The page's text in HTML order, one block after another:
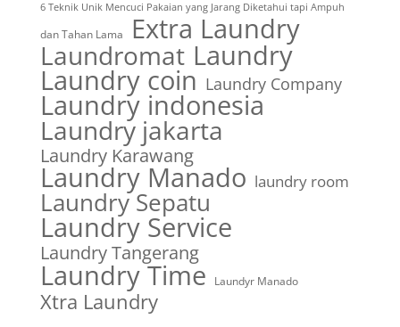
6 Teknik Unik Mencuci Pakaian yang Jarang Diketahui tapi Ampuh
dan Tahan Lama Extra Laundry
Laundromat Laundry
Laundry coin Laundry Company
Laundry indonesia
Laundry jakarta
Laundry Karawang
Laundry Manado laundry room
Laundry Sepatu
Laundry Service
Laundry Tangerang
Laundry Time Laundyr Manado
Xtra Laundry